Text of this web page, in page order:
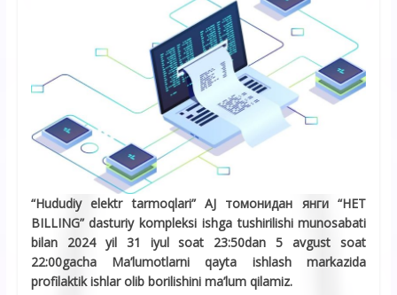
“Hududiy elektr tarmoqlari” AJ томонидан янги “HET
BILLING” dasturiy kompleksi ishga tushirilishi munosabati
bilan 2024 yil 31 iyul soat 23:50dan 5 avgust soat
22:00gacha Ma’lumotlarni qayta ishlash markazida
profilaktik ishlar olib borilishini ma’lum qilamiz.